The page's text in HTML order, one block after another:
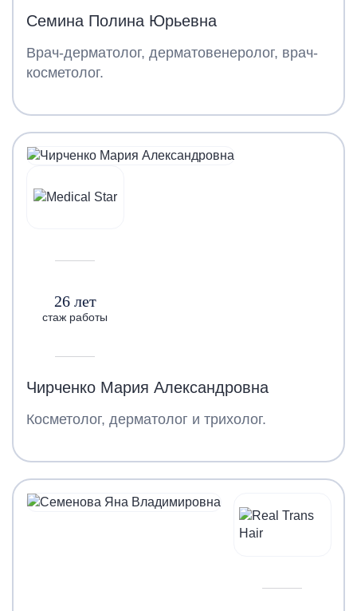
Семина Полина Юрьевна
Врач-дерматолог, дерматовенеролог, врач-
косметолог.
26 лет
стаж работы
Чирченко Мария Александровна
Косметолог, дерматолог и трихолог.